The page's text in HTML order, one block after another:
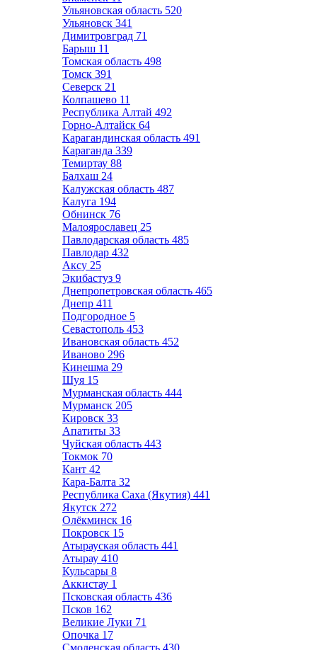
Ульяновская область 520
Ульяновск 341
Димитровград 71
Барыш 11
Томская область 498
Томск 391
Северск 21
Колпашево 11
Республика Алтай 492
Горно-Алтайск 64
Карагандинская область 491
Караганда 339
Темиртау 88
Балхаш 24
Калужская область 487
Калуга 194
Обнинск 76
Малоярославец 25
Павлодарская область 485
Павлодар 432
Аксу 25
Экибастуз 9
Днепропетровская область 465
Днепр 411
Подгородное 5
Севастополь 453
Ивановская область 452
Иваново 296
Кинешма 29
Шуя 15
Мурманская область 444
Мурманск 205
Кировск 33
Апатиты 33
Чуйская область 443
Токмок 70
Кант 42
Кара-Балта 32
Республика Саха (Якутия) 441
Якутск 272
Олёкминск 16
Покровск 15
Атырауская область 441
Атырау 410
Кульсары 8
Аккистау 1
Псковская область 436
Псков 162
Великие Луки 71
Опочка 17
Смоленская область 430